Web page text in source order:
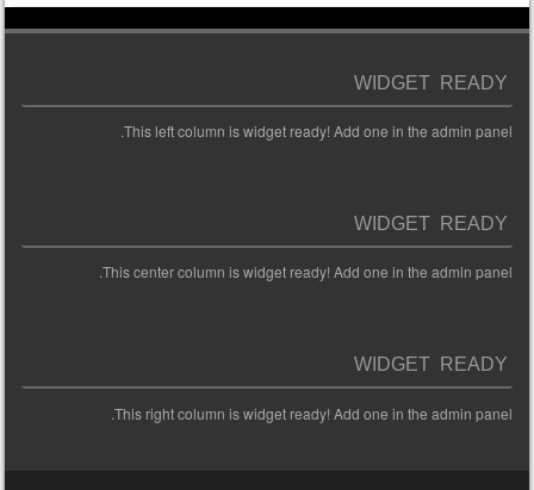
WIDGET READY
This left column is widget ready! Add one in the admin panel.
WIDGET READY
This center column is widget ready! Add one in the admin panel.
WIDGET READY
This right column is widget ready! Add one in the admin panel.